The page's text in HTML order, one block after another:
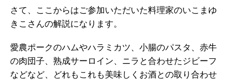
さて、ここからはご参加いただいた料理家のいこまゆ
きこさんの解説になります。
愛農ポークのハムやハラミカツ、小腸のパスタ、赤牛
の肉団子、熟成サーロイン、ニラと合わせたジビーフ
などなど、どれもこれも美味しくお酒との取り合わせ